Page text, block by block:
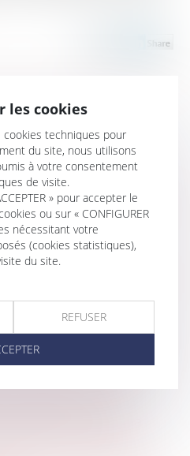
anticipée?
et absence
protégée que l’employeur ne
ça marche?
faciliter le changement de nom
: extension aux
certaines pathologies
de garantie de 5 %
reconnaître la
et son enfant
les cookies
cookies techniques pour
du site, nous utilisons
à votre consentement
de visite.
» pour accepter le
ou sur « CONFIGURER
nécessitant votre
(cookies statistiques),
du site.
REFUSER